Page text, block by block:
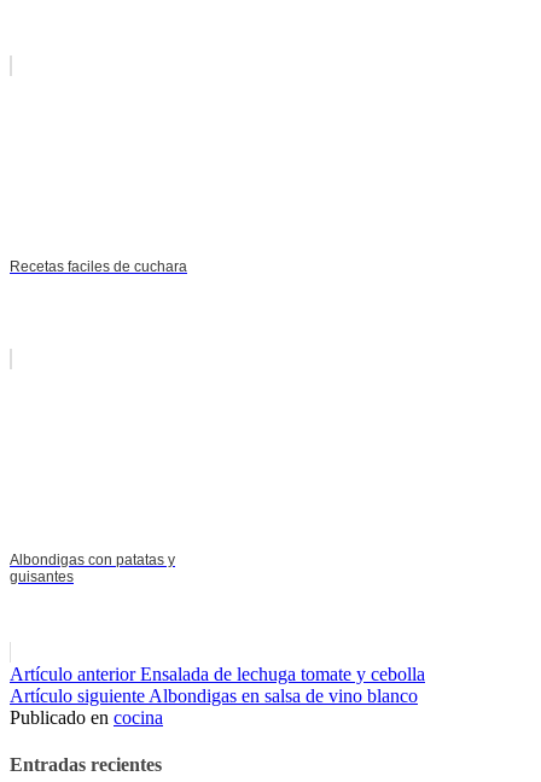
Recetas faciles de cuchara
Albondigas con patatas y
guisantes
Seguir
leyendo
Artículo anteriorEnsalada de lechuga tomate y cebolla
Artículo siguiente Albondigas en salsa de vino blanco
Publicado en cocina
Entradas recientes